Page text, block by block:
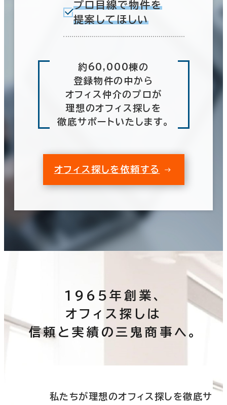
プロ目線で物件を
提案してほしい
約60,000棟の
登録物件の中から
オフィス仲介のプロが
理想のオフィス探しを
徹底サポートいたします。
オフィス探しを依頼する
1965年創業、
オフィス探しは
信頼と実績の三鬼商事へ。
私たちが理想のオフィス探しを徹底サ